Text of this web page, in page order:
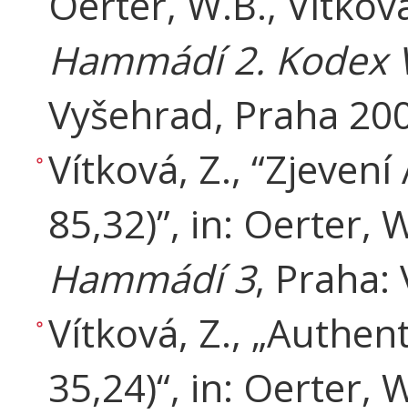
Hammádí 2. Kodex
Vyšehrad, Praha
Vítková, Z.,
85,32)”, in: Oerter,
Hammádí 3, Praha:
Vítková, Z.,
35,24)“, in: Oerter,